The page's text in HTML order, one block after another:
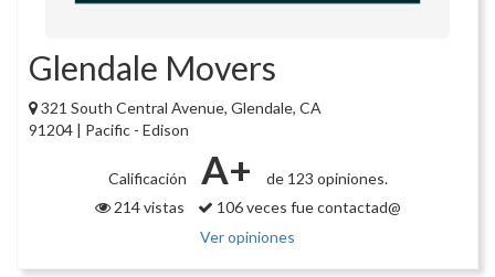
Glendale Movers
321 South Central Avenue, Glendale, CA
91204 | Pacific - Edison
Calificación A+
de 123 opiniones.
214 vistas
106 veces fue contactad@
Ver opiniones